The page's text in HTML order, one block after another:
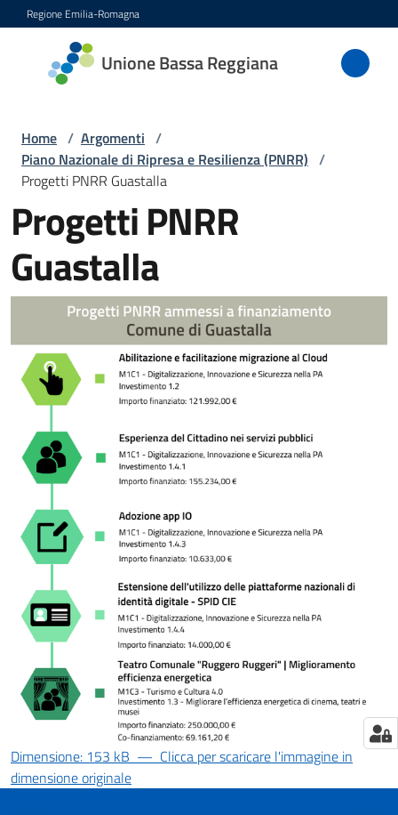
Vai al contenuto
Vai alla navigazione
Vai al footer
Regione Emilia-Romagna
Unione Bassa Reggiana
Unione
Bassa
Amministrazione
Novità
Servizi
l'Unione
Tutti
argomenti...
Menu selezionato
Seguici
su
Home / Argomenti /
Piano Nazionale di Ripresa e Resilienza (PNRR) /
Progetti PNRR Guastalla
Progetti PNRR
Guastalla
Dimensione: 153 kB — Clicca per scaricare l'immagine in
dimensione originale